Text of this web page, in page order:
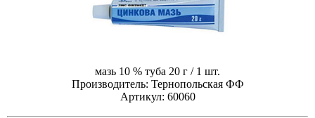
мазь 10 % туба 20 г / 1 шт.
Производитель: Тернопольская ФФ
Артикул: 60060